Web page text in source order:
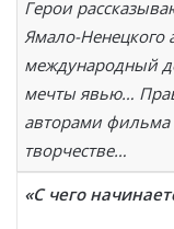
Герои
Ямало-Ненецкого
международный
мечты явью…
авторами фильма
творчестве…
«С чего